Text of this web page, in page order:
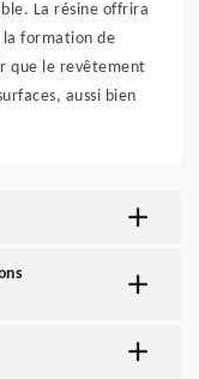
La résine offrira
la formation de
que le revêtement
aussi bien